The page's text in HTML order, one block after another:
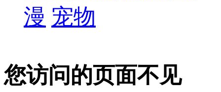
漫 宠物
您访问的页面不见